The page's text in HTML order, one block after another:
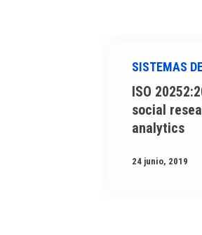
SISTEMAS
ISO
social
analytics
24 junio, 2019